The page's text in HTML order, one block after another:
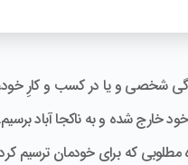
و یا در کسب و کارِ خود،
خارج شده و به ناکجا آباد
که برای خودمان ترسیم کرده